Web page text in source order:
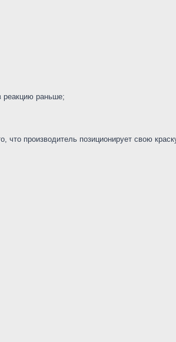
реакцию раньше;
производитель позиционирует свою